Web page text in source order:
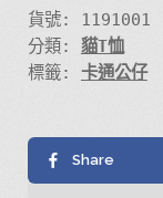
人
數
量
貨號: 1191001
分類: 貓T恤
標籤: 卡通公仔
Share